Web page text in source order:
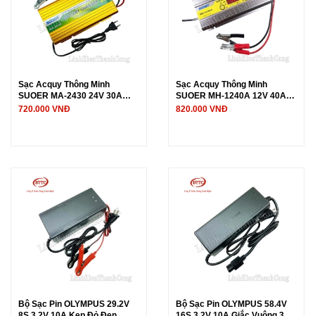
Sạc Acquy Thông Minh
SUOER MA-2430 24V 30A
(Chính Hãng)
720.000 VNĐ
Sạc Acquy Thông Minh
SUOER MH-1240A 12V 40A
Có Màn Hình Hiển Thị (Chính
820.000 VNĐ
Bộ Sạc Pin OLYMPUS 29.2V
Bộ Sạc Pin OLYMPUS 58.4V